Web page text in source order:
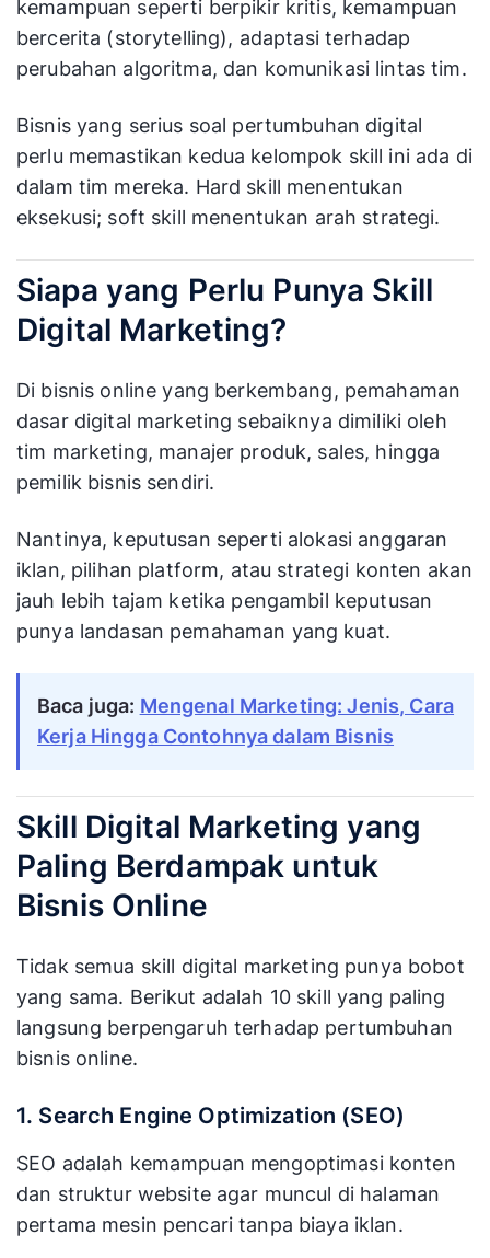
kemampuan seperti berpikir kritis, kemampuan
bercerita (storytelling), adaptasi terhadap
perubahan algoritma, dan komunikasi lintas tim.
Bisnis yang serius soal pertumbuhan digital
perlu memastikan kedua kelompok skill ini ada di
dalam tim mereka. Hard skill menentukan
eksekusi; soft skill menentukan arah strategi.
Siapa yang Perlu Punya Skill
Digital Marketing?
Di bisnis online yang berkembang, pemahaman
dasar digital marketing sebaiknya dimiliki oleh
tim marketing, manajer produk, sales, hingga
pemilik bisnis sendiri.
Nantinya, keputusan seperti alokasi anggaran
iklan, pilihan platform, atau strategi konten akan
jauh lebih tajam ketika pengambil keputusan
punya landasan pemahaman yang kuat.
Baca juga: Mengenal Marketing: Jenis, Cara
Kerja Hingga Contohnya dalam Bisnis
Skill Digital Marketing yang
Paling Berdampak untuk
Bisnis Online
Tidak semua skill digital marketing punya bobot
yang sama. Berikut adalah 10 skill yang paling
langsung berpengaruh terhadap pertumbuhan
bisnis online.
1. Search Engine Optimization (SEO)
SEO adalah kemampuan mengoptimasi konten
dan struktur website agar muncul di halaman
pertama mesin pencari tanpa biaya iklan.